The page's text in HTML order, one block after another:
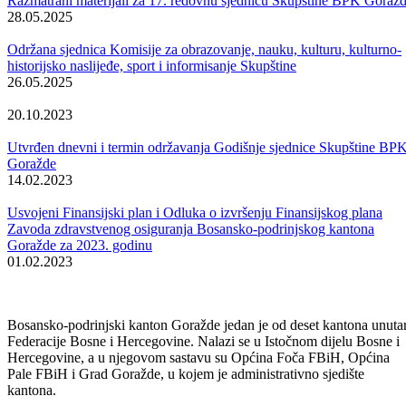
Skupstina - Aktuelnosti i novostiVidi sve